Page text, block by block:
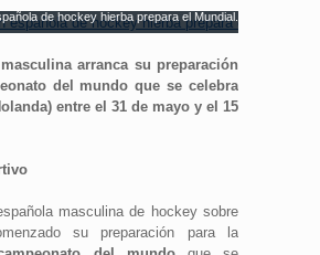
de hockey hierba prepara el Mundial.
arranca su preparación
del mundo que se celebra
entre el 31 de mayo y el 15
masculina de hockey sobre
su preparación para la